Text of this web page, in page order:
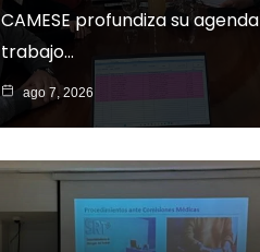
CAMESE profundiza su
trabajo…
ago 7, 2026